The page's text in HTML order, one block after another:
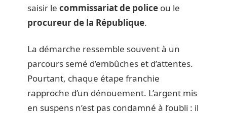
saisir le commissariat de police ou le
procureur de la République.
La démarche ressemble souvent à un
parcours semé d’embûches et d’attentes.
Pourtant, chaque étape franchie
rapproche d’un dénouement. L’argent mis
en suspens n’est pas condamné à l’oubli : il